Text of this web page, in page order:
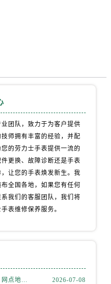
业团队，致力于为客户提供
师拥有丰富的经验，并配
的劳力士手表提供一流的
更换、故障诊断还是手表
让您的手表焕发新生。我
全国各地，如果您有任何
我们的客服团队，我们将
表维修保养服务。
2026-07-08